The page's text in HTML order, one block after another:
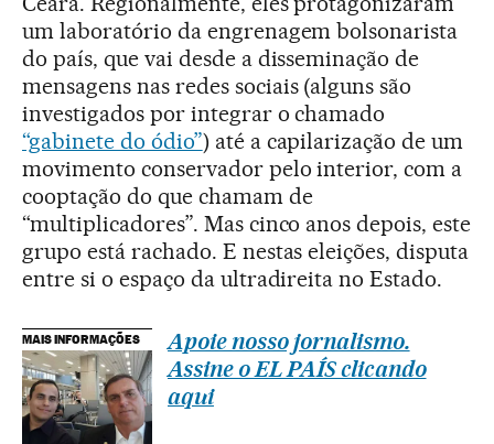
um laboratório da engrenagem bolsonarista
do país, que vai desde a disseminação de
mensagens nas redes sociais (alguns são
investigados por integrar o chamado
“gabinete do ódio”) até a capilarização de um
movimento conservador pelo interior, com a
cooptação do que chamam de
“multiplicadores”. Mas cinco anos depois, este
grupo está rachado. E nestas eleições, disputa
entre si o espaço da ultradireita no Estado.
MAIS INFORMAÇÕES
Apoie nosso jornalismo.
Assine o EL PAÍS clicando
aqui